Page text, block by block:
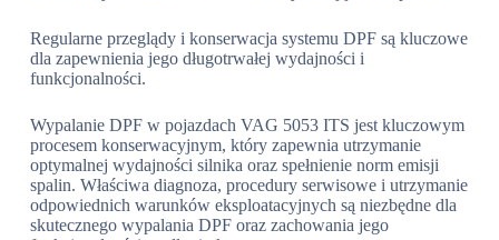
Regularne przeglądy i konserwacja systemu DPF są kluczowe
dla zapewnienia jego długotrwałej wydajności i
funkcjonalności.
Wypalanie DPF w pojazdach VAG 5053 ITS jest kluczowym
procesem konserwacyjnym, który zapewnia utrzymanie
optymalnej wydajności silnika oraz spełnienie norm emisji
spalin. Właściwa diagnoza, procedury serwisowe i utrzymanie
odpowiednich warunków eksploatacyjnych są niezbędne dla
skutecznego wypalania DPF oraz zachowania jego